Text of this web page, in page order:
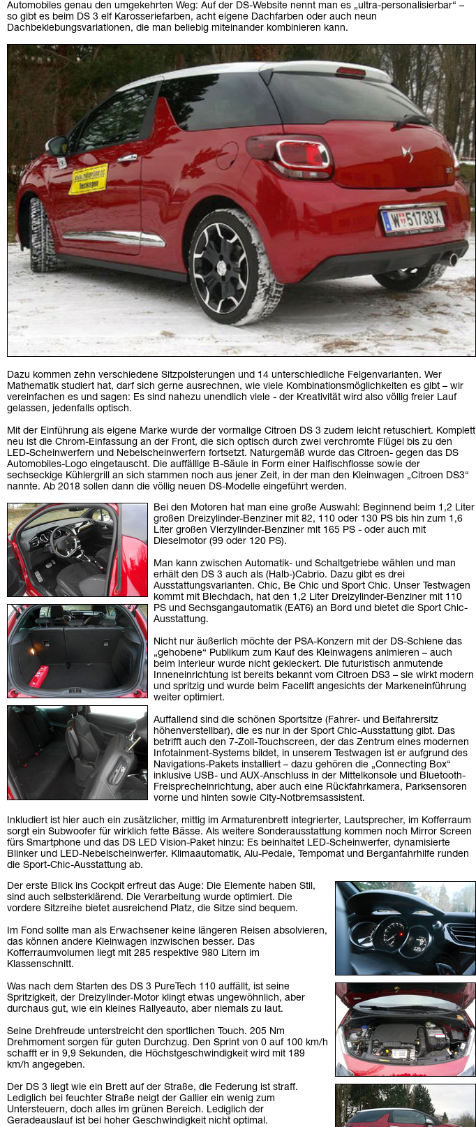
Automobiles genau den umgekehrten Weg: Auf der DS-Website nennt man es „ultra-personalisierbar“ –
so gibt es beim DS 3 elf Karosseriefarben, acht eigene Dachfarben oder auch neun
Dachbeklebungsvariationen, die man beliebig miteinander kombinieren kann.
Dazu kommen zehn verschiedene Sitzpolsterungen und 14 unterschiedliche Felgenvarianten. Wer
Mathematik studiert hat, darf sich gerne ausrechnen, wie viele Kombinationsmöglichkeiten es gibt – wir
vereinfachen es und sagen: Es sind nahezu unendlich viele - der Kreativität wird also völlig freier Lauf
gelassen, jedenfalls optisch.
Mit der Einführung als eigene Marke wurde der vormalige Citroen DS 3 zudem leicht retuschiert. Komplett
neu ist die Chrom-Einfassung an der Front, die sich optisch durch zwei verchromte Flügel bis zu den
LED-Scheinwerfern und Nebelscheinwerfern fortsetzt. Naturgemäß wurde das Citroen- gegen das DS
Automobiles-Logo eingetauscht. Die auffällige B-Säule in Form einer Haifischflosse sowie der
sechseckige Kühlergrill an sich stammen noch aus jener Zeit, in der man den Kleinwagen „Citroen DS3“
nannte. Ab 2018 sollen dann die völlig neuen DS-Modelle eingeführt werden.
Bei den Motoren hat man eine große Auswahl: Beginnend beim 1,2 Liter
großen Dreizylinder-Benziner mit 82, 110 oder 130 PS bis hin zum 1,6
Liter großen Vierzylinder-Benziner mit 165 PS - oder auch mit
Dieselmotor (99 oder 120 PS).
Man kann zwischen Automatik- und Schaltgetriebe wählen und man
erhält den DS 3 auch als (Halb-)Cabrio. Dazu gibt es drei
Ausstattungsvarianten. Chic, Be Chic und Sport Chic. Unser Testwagen
kommt mit Blechdach, hat den 1,2 Liter Dreizylinder-Benziner mit 110
PS und Sechsgangautomatik (EAT6) an Bord und bietet die Sport Chic-
Ausstattung.
Nicht nur äußerlich möchte der PSA-Konzern mit der DS-Schiene das
„gehobene“ Publikum zum Kauf des Kleinwagens animieren – auch
beim Interieur wurde nicht gekleckert. Die futuristisch anmutende
Inneneinrichtung ist bereits bekannt vom Citroen DS3 – sie wirkt modern
und spritzig und wurde beim Facelift angesichts der Markeneinführung
weiter optimiert.
Auffallend sind die schönen Sportsitze (Fahrer- und Beifahrersitz
höhenverstellbar), die es nur in der Sport Chic-Ausstattung gibt. Das
betrifft auch den 7-Zoll-Touchscreen, der das Zentrum eines modernen
Infotainment-Systems bildet, in unserem Testwagen ist er aufgrund des
Navigations-Pakets installiert – dazu gehören die „Connecting Box“
inklusive USB- und AUX-Anschluss in der Mittelkonsole und Bluetooth-
Freisprecheinrichtung, aber auch eine Rückfahrkamera, Parksensoren
vorne und hinten sowie City-Notbremsassistent.
Inkludiert ist hier auch ein zusätzlicher, mittig im Armaturenbrett integrierter, Lautsprecher, im Kofferraum
sorgt ein Subwoofer für wirklich fette Bässe. Als weitere Sonderausstattung kommen noch Mirror Screen
fürs Smartphone und das DS LED Vision-Paket hinzu: Es beinhaltet LED-Scheinwerfer, dynamisierte
Blinker und LED-Nebelscheinwerfer. Klimaautomatik, Alu-Pedale, Tempomat und Berganfahrhilfe runden
die Sport-Chic-Ausstattung ab.
Der erste Blick ins Cockpit erfreut das Auge: Die Elemente haben Stil,
sind auch selbsterklärend. Die Verarbeitung wurde optimiert. Die
vordere Sitzreihe bietet ausreichend Platz, die Sitze sind bequem.
Im Fond sollte man als Erwachsener keine längeren Reisen absolvieren,
das können andere Kleinwagen inzwischen besser. Das
Kofferraumvolumen liegt mit 285 respektive 980 Litern im
Klassenschnitt.
Was nach dem Starten des DS 3 PureTech 110 auffällt, ist seine
Spritzigkeit, der Dreizylinder-Motor klingt etwas ungewöhnlich, aber
durchaus gut, wie ein kleines Rallyeauto, aber niemals zu laut.
Seine Drehfreude unterstreicht den sportlichen Touch. 205 Nm
Drehmoment sorgen für guten Durchzug. Den Sprint von 0 auf 100 km/h
schafft er in 9,9 Sekunden, die Höchstgeschwindigkeit wird mit 189
km/h angegeben.
Der DS 3 liegt wie ein Brett auf der Straße, die Federung ist straff.
Lediglich bei feuchter Straße neigt der Gallier ein wenig zum
Untersteuern, doch alles im grünen Bereich. Lediglich der
Geradeauslauf ist bei hoher Geschwindigkeit nicht optimal.